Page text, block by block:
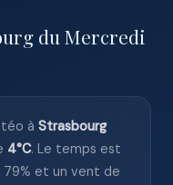
du Mercredi
à Strasbourg
4°C. Le temps est
et un vent de